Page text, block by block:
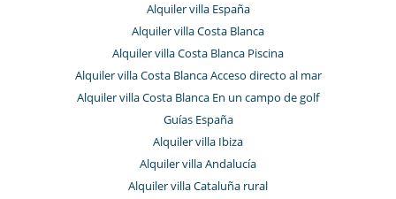
Alquiler villa España
Alquiler villa Costa Blanca
Alquiler villa Costa Blanca Piscina
Alquiler villa Costa Blanca Acceso directo al mar
Alquiler villa Costa Blanca En un campo de golf
Guías España
Alquiler villa Ibiza
Alquiler villa Andalucía
Alquiler villa Cataluña rural